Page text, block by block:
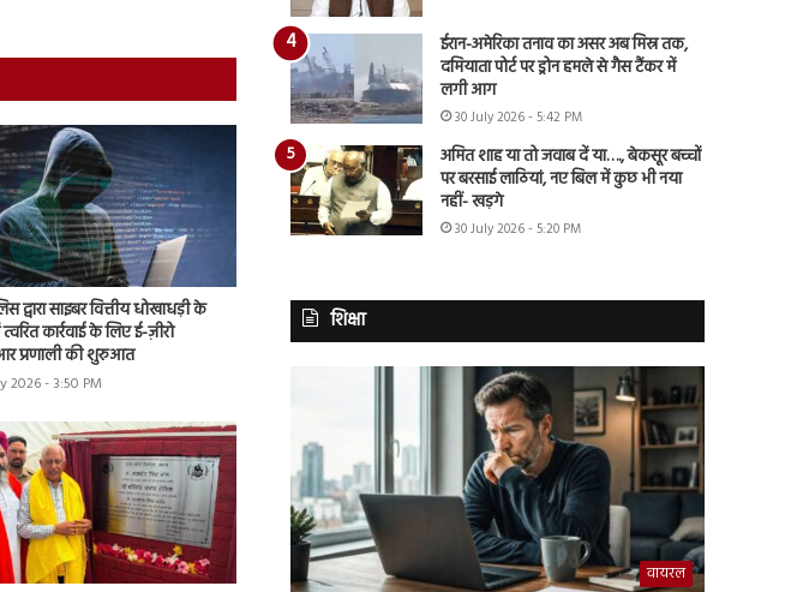
द्वारा साइबर वित्तीय धोखाधड़ी के
कार्रवाई के लिए ई-ज़ीरो
प्रणाली की शुरुआत
2026 - 3:50 PM
ईरान-अमेरिका तनाव का असर अब मिस्र तक,
दमियाता पोर्ट पर ड्रोन हमले से गैस टैंकर में
लगी आग
30 July 2026 - 5:42 PM
अमित शाह या तो जवाब दें या…., बेकसूर बच्चों
पर बरसाई लाठियां, नए बिल में कुछ भी नया
नहीं- खड़गे
30 July 2026 - 5:20 PM
शिक्षा
वायरल